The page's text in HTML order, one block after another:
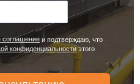
соглашениеи подтверждаю, что
конфиденциальностиэтого